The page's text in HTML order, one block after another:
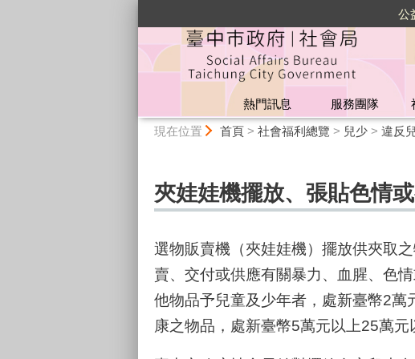
公
熱門訊息 服務團隊
現在位置 首頁> 社會福利總覽 > 兒少> 違反
夾娃娃機擺放、張貼色情
選物販賣機（夾娃娃機）擺放供夾取
賣、交付或供應有關暴力、血腥、色
他物品予兒童及少年者，處新臺幣2
康之物品，處新臺幣5萬元以上25萬元